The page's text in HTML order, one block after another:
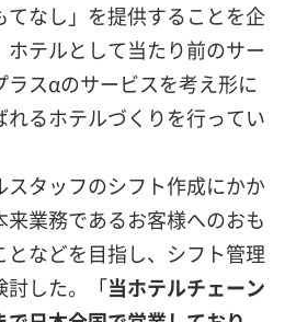
てなし」を提供することを企
テルとして当たり前のサー
ラスαのサービスを考え形に
れるホテルづくりを行ってい
タッフのシフト作成にかか
業務であるお客様へのおも
などを目指し、シフト管理
討した。「当ホテルチェーン